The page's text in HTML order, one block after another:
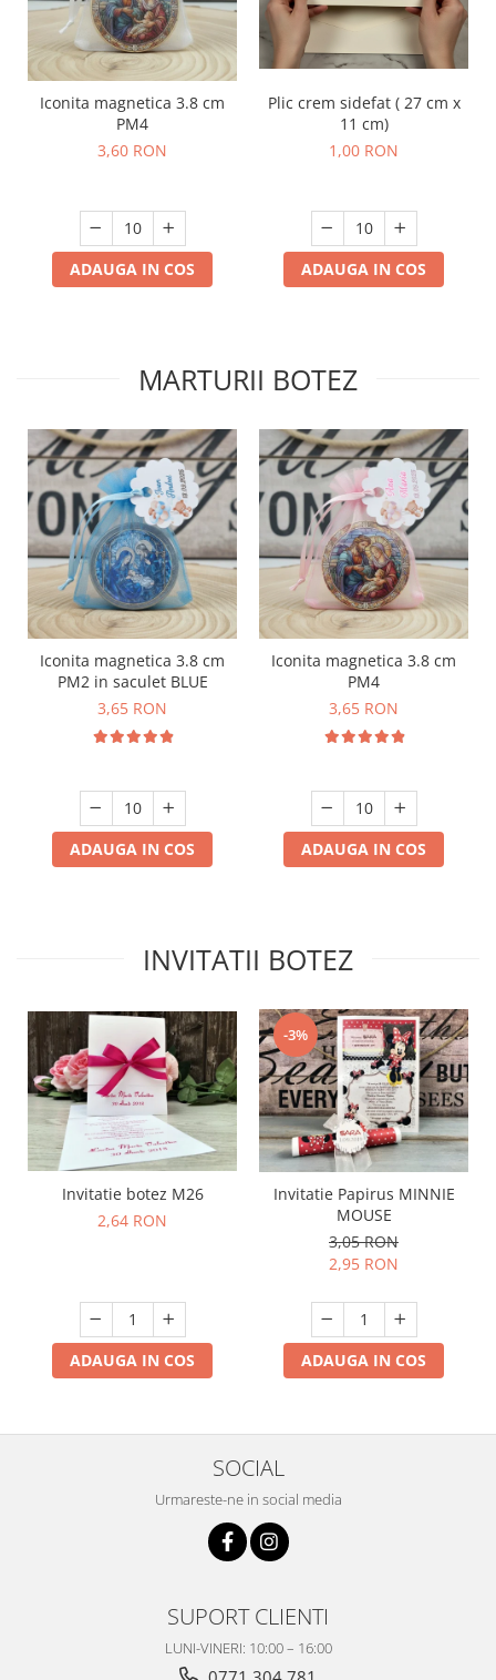
Iconita magnetica 3.8 cm
PM4
3,60 RON
ADAUGA IN COS
Plic crem sidefat ( 27 cm x
11 cm)
1,00 RON
ADAUGA IN COS
MARTURII BOTEZ
Iconita magnetica 3.8 cm
PM2 in saculet BLUE
3,65 RON
ADAUGA IN COS
Iconita magnetica 3.8 cm
PM4
3,65 RON
ADAUGA IN COS
INVITATII BOTEZ
Invitatie botez M26
2,64 RON
ADAUGA IN COS
-3%
Invitatie Papirus MINNIE
MOUSE
3,05 RON
2,95 RON
ADAUGA IN COS
SOCIAL
Urmareste-ne in social media
SUPORT CLIENTI
LUNI-VINERI: 10:00 – 16:00